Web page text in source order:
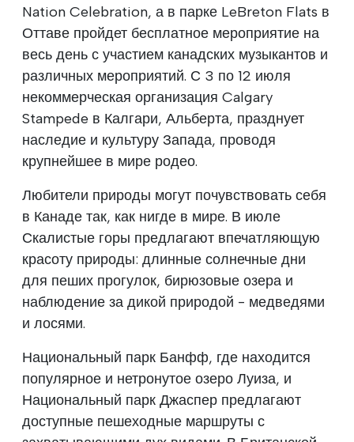
Nation Celebration, а в парке LeBreton Flats в
Оттаве пройдет бесплатное мероприятие на
весь день с участием канадских музыкантов и
различных мероприятий. С 3 по 12 июля
некоммерческая организация Calgary
Stampede в Калгари, Альберта, празднует
наследие и культуру Запада, проводя
крупнейшее в мире родео.
Любители природы могут почувствовать себя
в Канаде так, как нигде в мире. В июле
Скалистые горы предлагают впечатляющую
красоту природы: длинные солнечные дни
для пеших прогулок, бирюзовые озера и
наблюдение за дикой природой - медведями
и лосями.
Национальный парк Банфф, где находится
популярное и нетронутое озеро Луиза, и
Национальный парк Джаспер предлагают
доступные пешеходные маршруты с